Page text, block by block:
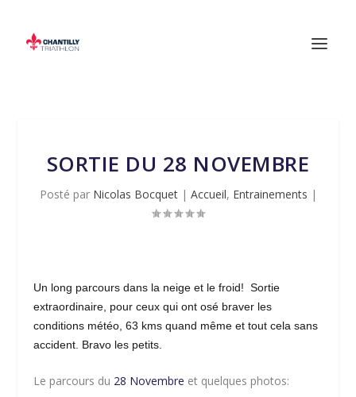
SORTIE DU 28 NOVEMBRE
Posté par Nicolas Bocquet| Accueil, Entrainements |
Un long parcours dans la neige et le froid! Sortie
extraordinaire, pour ceux qui ont osé braver les
conditions météo, 63 kms quand même et tout cela sans
accident. Bravo les petits.
Le parcours du 28 Novembre et quelques photos: